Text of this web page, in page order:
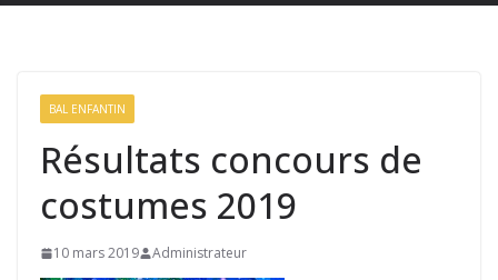
BAL ENFANTIN
Résultats concours de
costumes 2019
10 mars 2019 Administrateur